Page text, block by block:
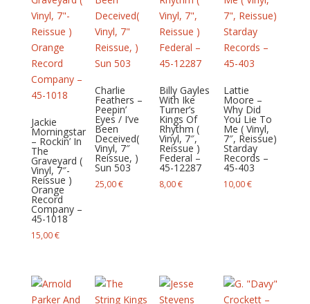
Jackie
Morningstar
– Rockin’ In
The
Graveyard (
Vinyl, 7″-
Reissue )
Orange
Record
Company –
45-1018
15,00€
Charlie
Feathers –
Peepin’
Eyes / I’ve
Been
Deceived(
Vinyl, 7″
Reissue, )
Sun 503
25,00€
Billy Gayles
With Ike
Turner’s
Kings Of
Rhythm (
Vinyl, 7″,
Reissue )
Federal –
45-12287
8,00€
Lattie
Moore –
Why Did
You Lie To
Me ( Vinyl,
7″, Reissue)
Starday
Records –
45-403
10,00€